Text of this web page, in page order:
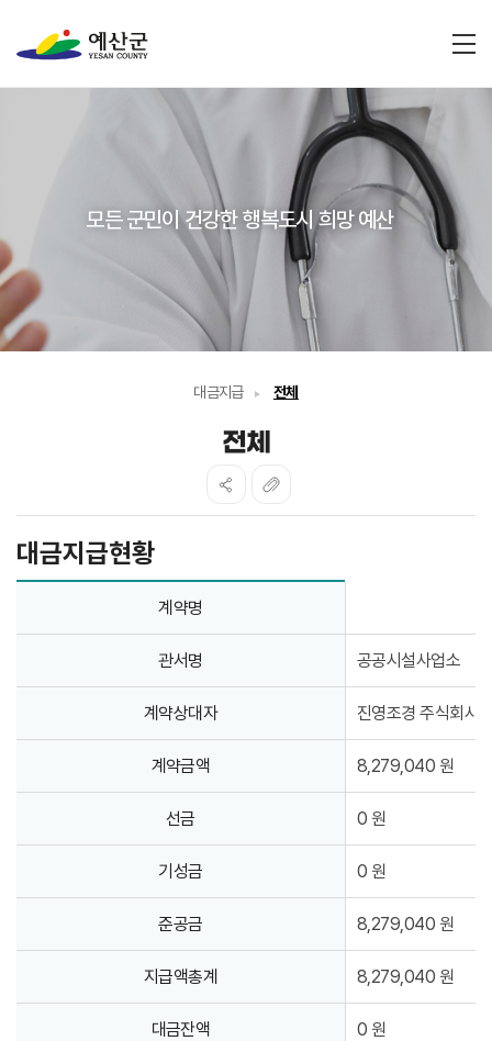
모든 군민이 건강한 행복도시 희망 예산
대금지급 전체
전체
대금지급현황
2026년 예산군문예회관 예초 및 전정작업 대금지급현황 표
2026년 예산군문예회관 예초 및 전정작업 대금지급현황
계약명
관서명 공공시설사업소
계약상대자 진영조경 주식회사
계약금액 8,279,040 원
선금 0 원
기성금 0 원
준공금 8,279,040 원
지급액총계 8,279,040 원
대금잔액 0 원